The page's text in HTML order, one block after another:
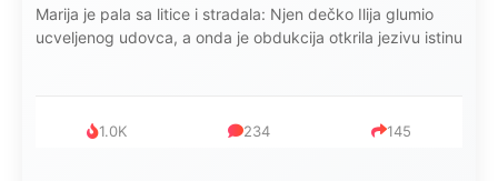
Marija je pala sa litice i stradala: Njen dečko Ilija glumio
ucveljenog udovca, a onda je obdukcija otkrila jezivu istinu
1.0K 234 145